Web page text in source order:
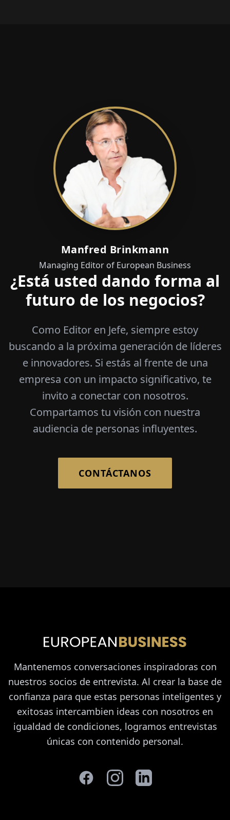
Manfred Brinkmann
Managing Editor of European Business
¿Está usted dando forma al
futuro de los negocios?
Como Editor en Jefe, siempre estoy
buscando a la próxima generación de líderes
e innovadores. Si estás al frente de una
empresa con un impacto significativo, te
invito a conectar con nosotros.
Compartamos tu visión con nuestra
audiencia de personas influyentes.
CONTÁCTANOS
Mantenemos conversaciones inspiradoras con
nuestros socios de entrevista. Al crear la base de
confianza para que estas personas inteligentes y
exitosas intercambien ideas con nosotros en
igualdad de condiciones, logramos entrevistas
únicas con contenido personal.